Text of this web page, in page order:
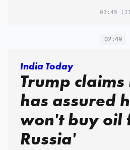
02:49
02:49
India Today
Trump
has assured
won't buy oil
Russia'